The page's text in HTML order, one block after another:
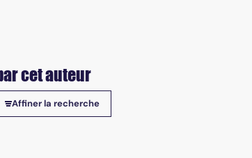
cet auteur
Affiner la recherche